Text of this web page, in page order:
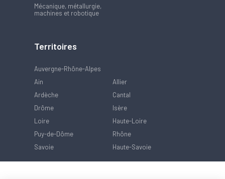
Mécanique, métallurgie,
machines et robotique
Territoires
Auvergne-Rhône-Alpes
Ain
Allier
Ardèche
Cantal
Drôme
Isère
Loire
Haute-Loire
Puy-de-Dôme
Rhône
Savoie
Haute-Savoie